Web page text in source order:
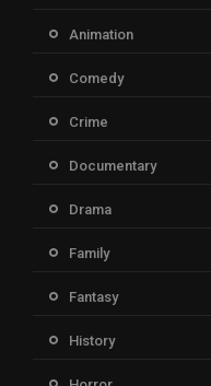
Animation
Comedy
Crime
Documentary
Drama
Family
Fantasy
History